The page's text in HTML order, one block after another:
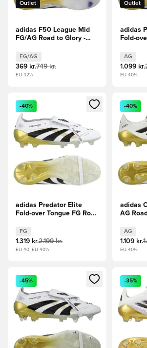
Outlet
adidas F50 League Mid
FG/AG Road to Glory -
FG/AG
369 kr.749 kr.
EU 42½
Outlet
adidas
Fold-
Hvid/
AG
1.099 kr.
EU 40½
Åbner en Modal til at logge ind eller
-40%
adidas Predator Elite
Fold-over Tongue FG Road
FG
1.319 kr.2.199 kr.
EU 40, EU 40½
Åbner
-40%
adidas
AG
AG
1.109 kr.
EU 40½
Åbner en Modal til at logge ind eller
-45%
Åbner
-35%